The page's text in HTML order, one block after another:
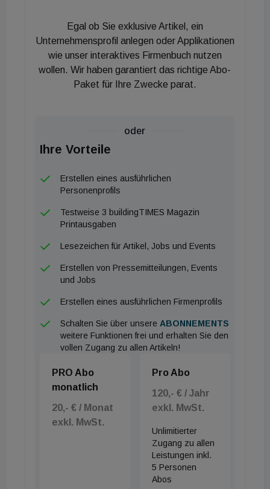
Einfachere Realisierung von Plus-
Energiequartieren
Plus-Energiequartiere (PEQ) sind energieeffiziente
Stadtteile mit verschiedenen Gebäudetypen und
integriertes Energiekonzept, wonach der
Energiebedarf des Quartiers in den Sektoren
Gebäude und Mobilität durch Erschließung lokaler
und regionaler erneuerbarer Energieversorgung für
Wärme und Strom gedeckt werden soll.
Bisherige Systemlösungen greifen technologische
gebäudeübergreifend, um Siedlungen und Quartiere
mit erneuerbarer Energie zu versorgen. Um diesen
Ansatz auch für Personen, die keine Expert:innen in
nachvollziehbar zu machen, wurde das Planungstool
plan4.energy entwickelt, das eine schnelle
Übersicht über sinnvolle Energiemaßnahmen in
Plus-Energiequartieren gibt. Die intensive
Zusammenarbeit im Forschungsprojekt mit den
beteiligten Industriepartnern, die ein Bündel an
Technologien aus allen Sektoren, Strom, Wärme
Egal ob Sie exklusive Artikel, ein
Unternehmensprofil anlegen oder Applikationen
wie unser interaktives Firmenbuch nutzen
wollen. Wir haben garantiert das richtige Abo-
Paket für Ihre Zwecke parat.
oder
Ihre Vorteile
Erstellen eines ausführlichen
Personenprofils
Testweise 3 buildingTIMES Magazin
Printausgaben
Lesezeichen für Artikel, Jobs und Events
Erstellen von Pressemitteilungen, Events
und Jobs
Erstellen eines ausführlichen Firmenprofils
Schalten Sie über unsere ABONNEMENTS
weitere Funktionen frei und erhalten Sie den
vollen Zugang zu allen Artikeln!
PRO Abo
monatlich
20,- € / Monat
exkl. MwSt.
Pro Abo
120,- € / Jahr
exkl. MwSt.
Unlimitierter
Zugang zu allen
Leistungen inkl.
5 Personen
Abos